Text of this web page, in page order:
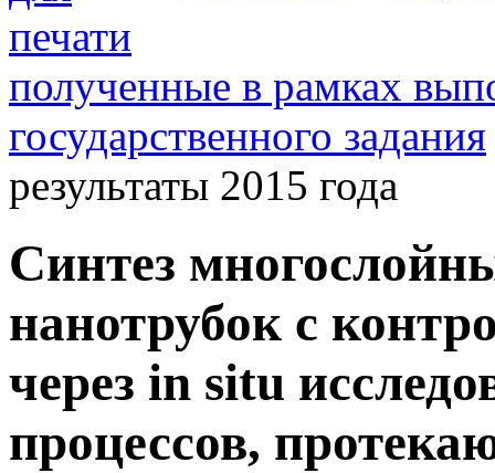
полученные в рамках
государственного задания
результаты 2015 года
Синтез
нанотрубок с
через in situ
процессов,